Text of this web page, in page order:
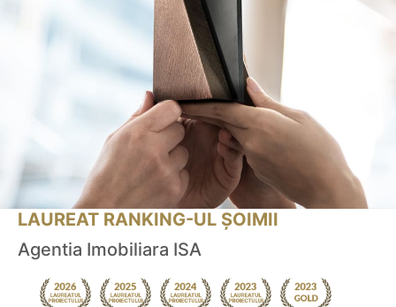
LAUREAT RANKING-UL ȘOIMII
Agentia Imobiliara ISA